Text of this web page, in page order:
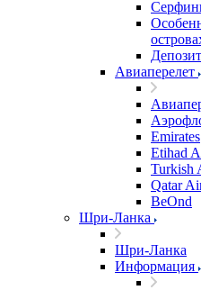
Авиаперелет
Emirates
Etihad
Turkish
Qatar
BeOnd
Шри-Ланка
Шри-Ланка
Информация